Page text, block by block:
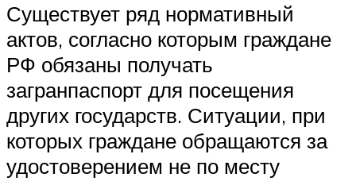
Существует ряд нормативный
актов, согласно которым граждане
РФ обязаны получать
загранпаспорт для посещения
других государств. Ситуации, при
которых граждане обращаются за
удостоверением не по месту